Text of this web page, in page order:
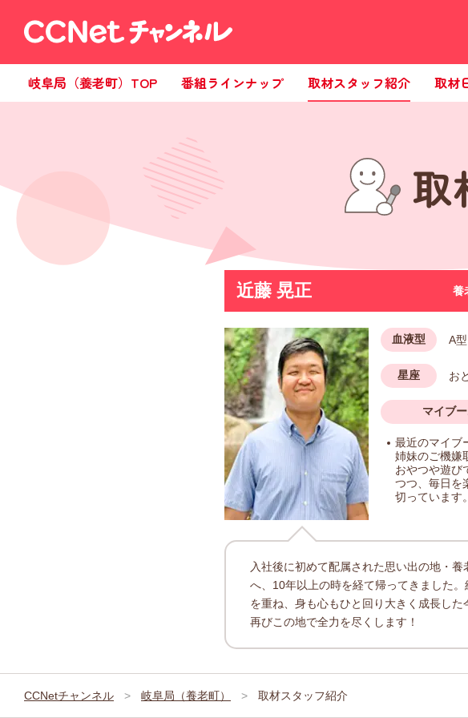
岐阜局（養老町）TOP 番組ラインナップ 取材スタッフ紹介 取材
取
近藤 晃正 養
血液型 A型
星座 お
マイブ
最近のマイブ
姉妹のご機嫌
おやつや遊び
つつ、毎日を
切っています。
入社後に初めて配属された思い出の地・養
へ、10年以上の時を経て帰ってきました。
を重ね、身も心もひと回り大きく成長した
再びこの地で全力を尽くします！
CCNetチャンネル 岐阜局（養老町） 取材スタッフ紹介